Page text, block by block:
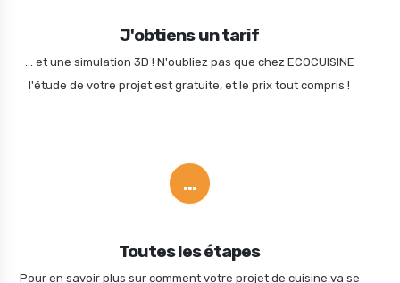
J'obtiens un tarif
... et une simulation 3D ! N'oubliez pas que chez ECOCUISINE
l'étude de votre projet est gratuite, et le prix tout compris !
...
Toutes les étapes
Pour en savoir plus sur comment votre projet de cuisine va se